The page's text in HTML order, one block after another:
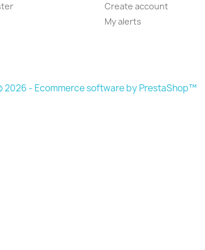
Create account
My alerts
2026 - Ecommerce software by PrestaShop™